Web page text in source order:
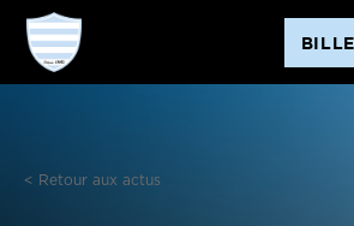
Aller
contenu
< Retour aux actus